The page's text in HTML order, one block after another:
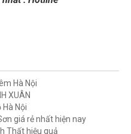
Hà Nội
XUÂN
Nội
giá rẻ nhất hiện nay
Thất hiệu quả